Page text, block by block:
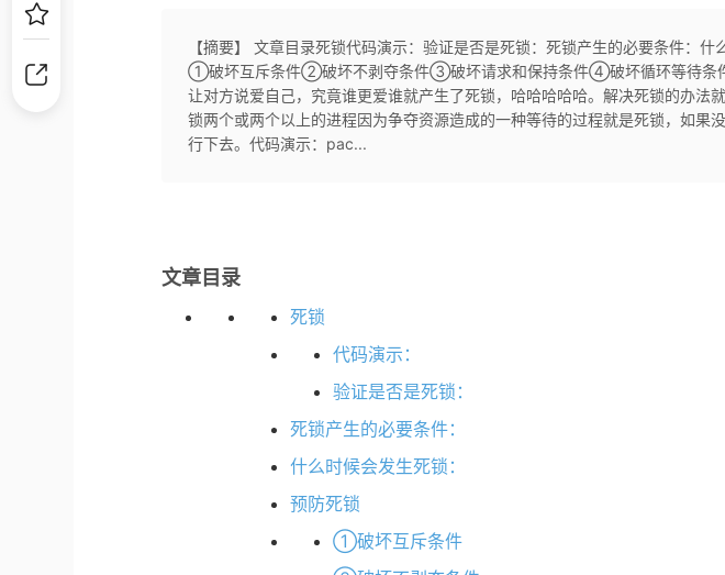
【摘要】 文章目录死锁代码演示：验证是否是死锁：死锁产生的必要条件：什
①破坏互斥条件②破坏不剥夺条件③破坏请求和保持条件④破坏循环等待条
让对方说爱自己，究竟谁更爱谁就产生了死锁，哈哈哈哈哈。解决死锁的办法
锁两个或两个以上的进程因为争夺资源造成的一种等待的过程就是死锁，如果
行下去。代码演示：pac...
文章目录
死锁
代码演示：
验证是否是死锁：
死锁产生的必要条件：
什么时候会发生死锁：
预防死锁
①破坏互斥条件